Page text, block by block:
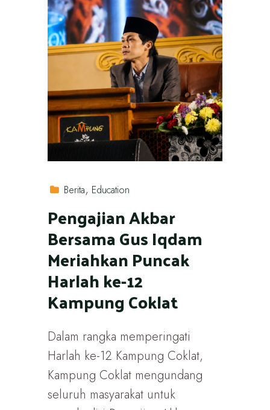
Berita Education
Pengajian Akbar
Bersama Gus Iqdam
Meriahkan Puncak
Harlah ke-12
Kampung Coklat
Dalam rangka memperingati
Harlah ke-12 Kampung Coklat,
Kampung Coklat mengundang
seluruh masyarakat untuk